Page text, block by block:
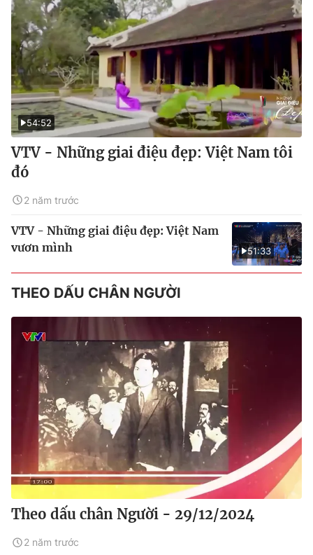
54:52
VTV - Những giai điệu đẹp: Việt Nam tôi
đó
2 năm trước
51:33
VTV - Những giai điệu đẹp: Việt Nam
vươn mình
THEO DẤU CHÂN NGƯỜI
Theo dấu chân Người - 29/12/2024
2 năm trước